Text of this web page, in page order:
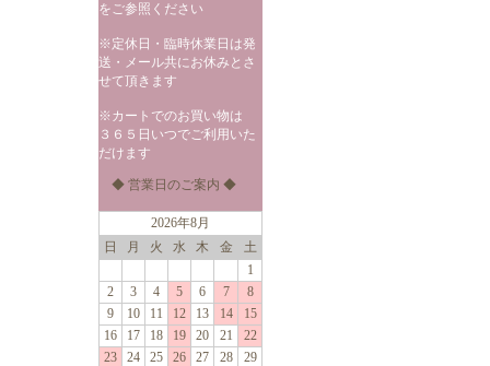
をご参照ください
※定休日・臨時休業日は発
送・メール共にお休みとさ
せて頂きます
※カートでのお買い物は
３６５日いつでご利用いた
だけます
◆ 営業日のご案内 ◆
2026年8月
日
月 火 水 木 金
土
1
2
3 4 5 6 7
8
9
10 11 12 13 14
15
16
17 18 19 20 21
22
23
24 25 26 27 28
29